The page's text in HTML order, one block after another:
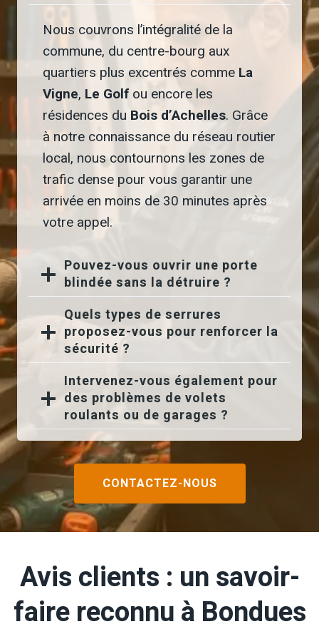
Nous couvrons l’intégralité de la
commune, du centre-bourg aux
quartiers plus excentrés comme La
Vigne, Le Golf ou encore les
résidences du Bois d’Achelles. Grâce
à notre connaissance du réseau routier
local, nous contournons les zones de
trafic dense pour vous garantir une
arrivée en moins de 30 minutes après
votre appel.
Pouvez-vous ouvrir une porte
blindée sans la détruire ?
Quels types de serrures
proposez-vous pour renforcer la
sécurité ?
Intervenez-vous également pour
des problèmes de volets
roulants ou de garages ?
CONTACTEZ-NOUS
Avis clients : un savoir-
faire reconnu à Bondues